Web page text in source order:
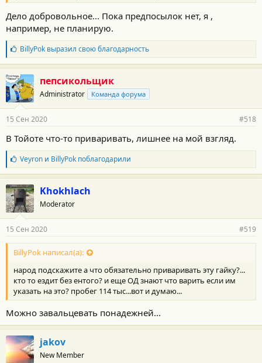
Дело добровольное... Пока предпосылок нет, я ,
например, не планирую.
Б
л
а
г
о
д
а
н
с
т
и
:
BillyPokвыразил свою благодарность
пепсикольщик
Administrator Команда форума
15 Сен 2020 #518
В Тойоте что-то приваривать, лишнее на мой взгляд.
Б
л
а
г
о
д
а
н
о
с
и
:
Veyronи BillyPokпоблагодарили
Khokhlach
Moderator
15 Сен 2020 #519
BillyPok написал(а):
народ подскажите а что обязательно приваривать эту гайку?...
кто то ездит без ентого? и еще ОД знают что варить если им
указать на это? пробег 114 тыс...вот и думаю...
Можно завальцевать понадежней...
jakov
New Member